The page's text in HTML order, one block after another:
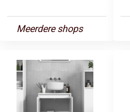
Meerdere shops